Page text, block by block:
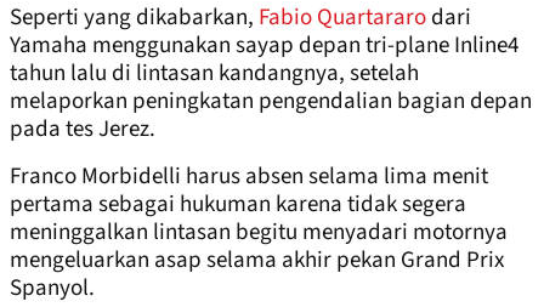
Seperti yang dikabarkan, Fabio Quartararodari
Yamaha menggunakan sayap depan tri-plane Inline4
tahun lalu di lintasan kandangnya, setelah
melaporkan peningkatan pengendalian bagian depan
pada tes Jerez.
Franco Morbidelli harus absen selama lima menit
pertama sebagai hukuman karena tidak segera
meninggalkan lintasan begitu menyadari motornya
mengeluarkan asap selama akhir pekan Grand Prix
Spanyol.